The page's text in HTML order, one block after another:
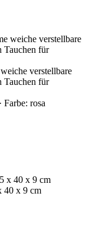
verstellbare
Tauchen für
Farbe: rosa
40 x 9 cm